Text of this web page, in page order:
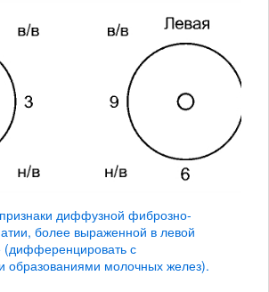
диффузной фиброзно-
более выраженной в левой
(дифференцировать с
образованиями молочных желез).